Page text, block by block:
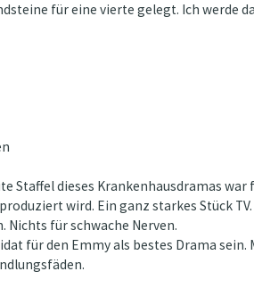
für eine vierte gelegt. Ich werde
Staffel dieses Krankenhausdramas
wird. Ein ganz starkes Stück
Nichts für schwache Nerven.
für den Emmy als bestes Drama sein.